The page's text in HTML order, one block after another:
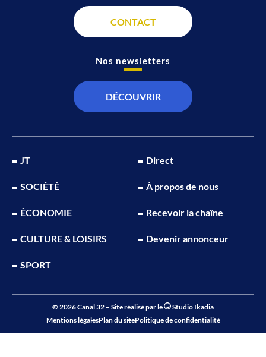
JT
SOCIÉTÉ
ÉCONOMIE
CULTURE & LOISIRS
SPORT
Direct
À propos de nous
Recevoir la chaîne
Devenir annonceur
CONTACT
Nos newsletters
DÉCOUVRIR
Mentions légalesPlan du sitePolitique de confidentialité
© 2026 Canal 32 – Site réalisé par le Studio Ikadia